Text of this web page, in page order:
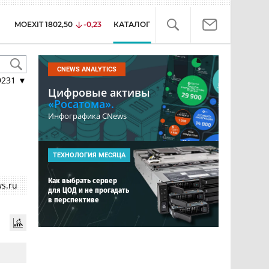
MOEXIT 1802,50 -0,23 КАТАЛОГ
▼
CNEWS ANALYTICS
Цифровые активы
«Росатома».
Инфографика CNews
ТЕХНОЛОГИЯ МЕСЯЦА
Как выбрать сервер
для ЦОД и не прогадать
в перспективе